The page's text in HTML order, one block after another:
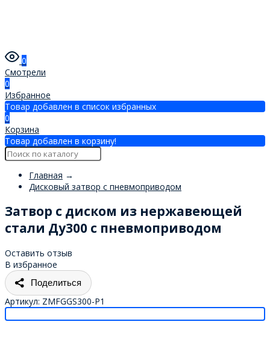
0
Смотрели
0
Избранное
Товар добавлен в список избранных
0
Корзина
Товар добавлен в корзину!
Главная →
Дисковый затвор с пневмоприводом
Затвор с диском из нержавеющей
стали Ду300 с пневмоприводом
Оставить отзыв
В избранное
Поделиться
Артикул: ZMFGGS300-P1